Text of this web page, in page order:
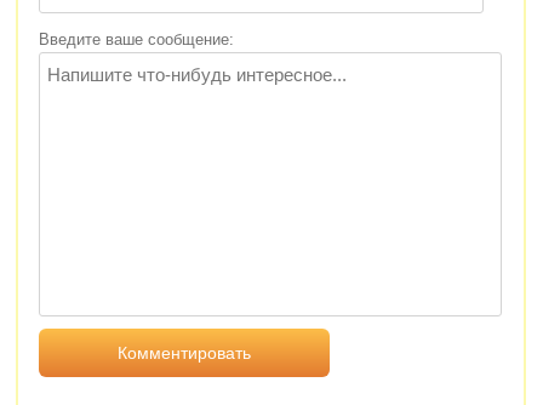
Введите ваше сообщение: